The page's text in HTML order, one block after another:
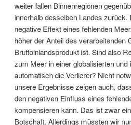
weiter fallen Binnenregionen
innerhalb desselben Landes zurück.
negative Effekt eines fehlenden
höher der Anteil des verarbeitenden
Bruttoinlandsprodukt ist. Sind also
zum Meer in einer globalisierten und
automatisch die Verlierer? Nicht
unsere Ergebnisse zeigen auch,
den negativen Einfluss eines
kompensieren kann. Das ist zwar
Botschaft. Allerdings müssten wir